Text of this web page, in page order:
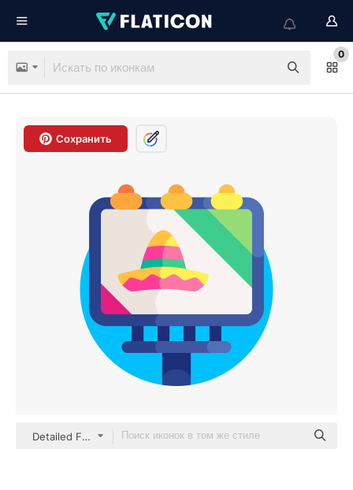
0
Сохранить
Detailed Flat Circular Flat